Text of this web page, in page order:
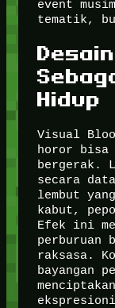
event
tematik,
Hidup
Visual
horor
bergerak.
secara
lembut
kabut,
Efek ini
perburuan
raksasa.
bayangan